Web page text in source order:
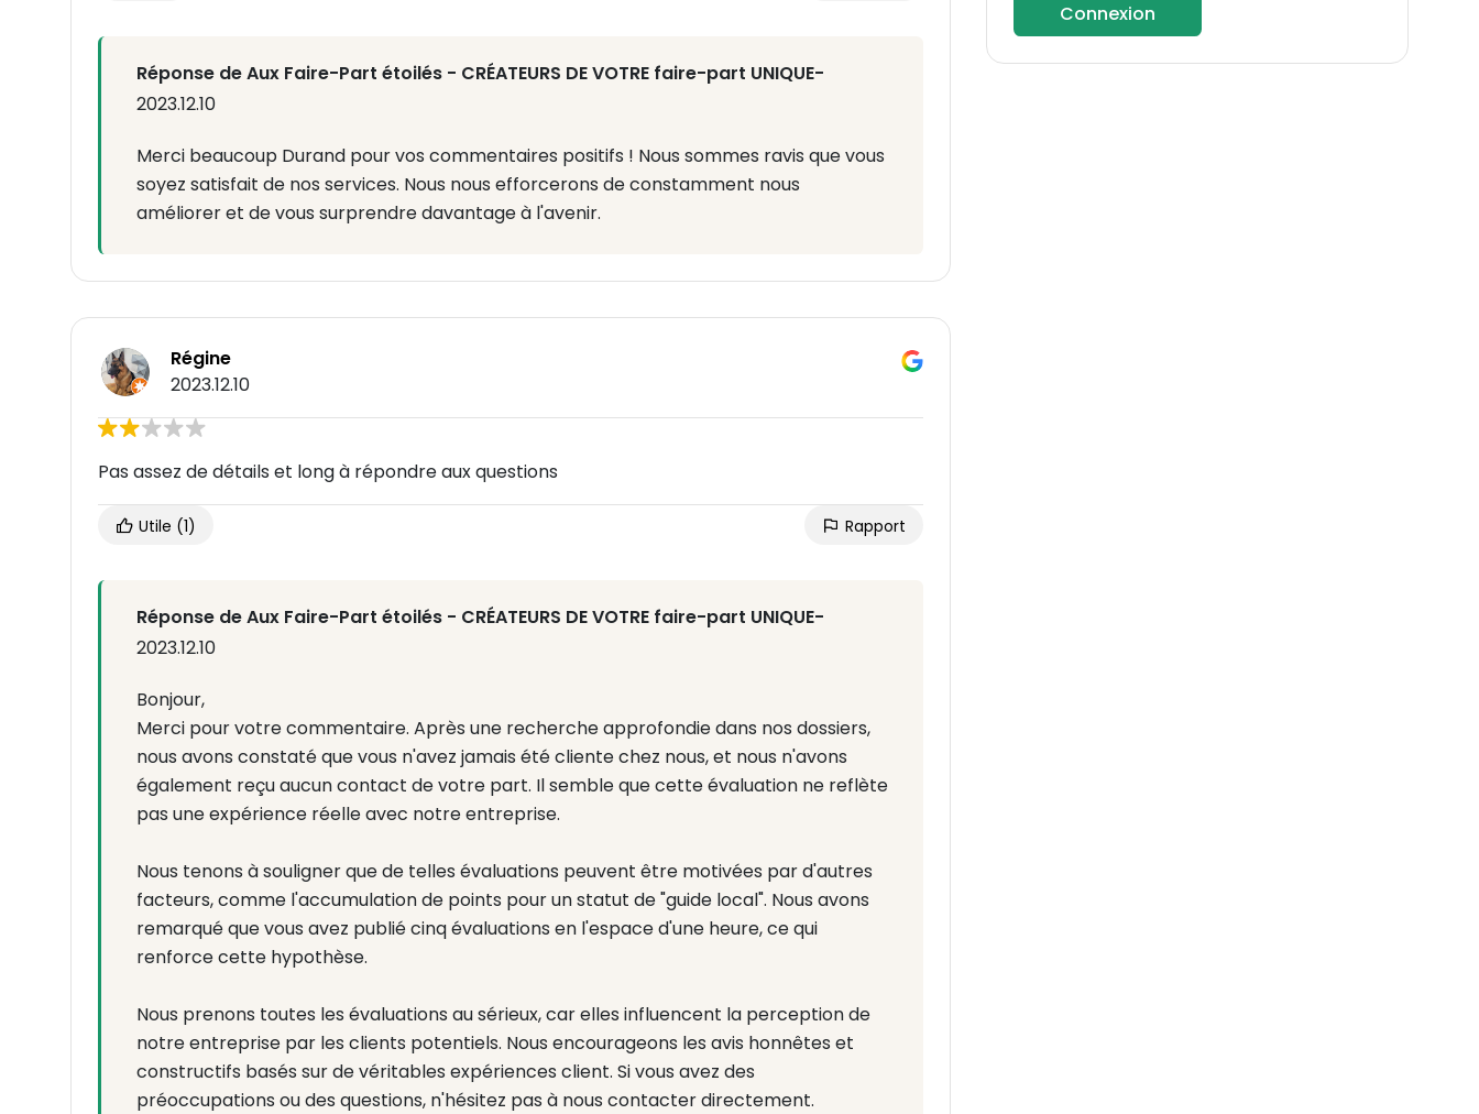
Réponse de Aux Faire-Part étoilés - CRÉATEURS DE VOTRE faire-part UNIQUE-
2023.12.10
Merci beaucoup Durand pour vos commentaires positifs ! Nous sommes ravis que vous
soyez satisfait de nos services. Nous nous efforcerons de constamment nous
améliorer et de vous surprendre davantage à l'avenir.
Régine
2023.12.10
Pas assez de détails et long à répondre aux questions
Utile (1) Rapport
Réponse de Aux Faire-Part étoilés - CRÉATEURS DE VOTRE faire-part UNIQUE-
2023.12.10
Bonjour,
Merci pour votre commentaire. Après une recherche approfondie dans nos dossiers,
nous avons constaté que vous n'avez jamais été cliente chez nous, et nous n'avons
également reçu aucun contact de votre part. Il semble que cette évaluation ne reflète
pas une expérience réelle avec notre entreprise.
Nous tenons à souligner que de telles évaluations peuvent être motivées par d'autres
facteurs, comme l'accumulation de points pour un statut de "guide local". Nous avons
remarqué que vous avez publié cinq évaluations en l'espace d'une heure, ce qui
renforce cette hypothèse.
Nous prenons toutes les évaluations au sérieux, car elles influencent la perception de
notre entreprise par les clients potentiels. Nous encourageons les avis honnêtes et
constructifs basés sur de véritables expériences client. Si vous avez des
préoccupations ou des questions, n'hésitez pas à nous contacter directement.
Connexion